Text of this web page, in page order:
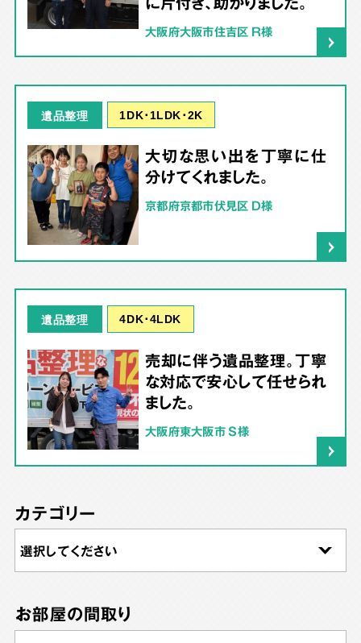
大阪府大阪市住吉区 R様
遺品整理 1DK･1LDK･2K
大切な思い出を丁寧に仕
分けてくれました。
京都府京都市伏見区 D様
遺品整理 4DK･4LDK
売却に伴う遺品整理。丁寧
な対応で安心して任せられ
ました。
大阪府東大阪市 S様
カテゴリー
お部屋の間取り